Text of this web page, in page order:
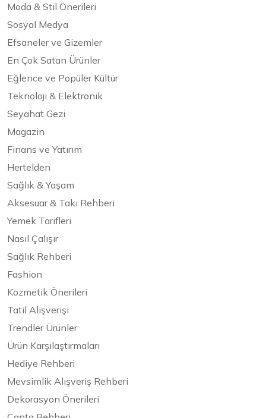
Moda & Stil Önerileri
Sosyal Medya
Efsaneler ve Gizemler
En Çok Satan Ürünler
Eğlence ve Popüler Kültür
Teknoloji & Elektronik
Seyahat Gezi
Magazin
Finans ve Yatırım
Hertelden
Sağlık & Yaşam
Aksesuar & Takı Rehberi
Yemek Tarifleri
Nasıl Çalışır
Sağlık Rehberi
Fashion
Kozmetik Önerileri
Tatil Alışverişi
Trendler Ürünler
Ürün Karşılaştırmaları
Hediye Rehberi
Mevsimlik Alışveriş Rehberi
Dekorasyon Önerileri